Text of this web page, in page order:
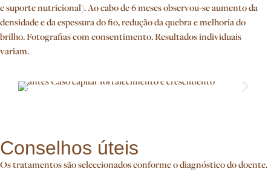
e suporte nutricional). Ao cabo de 6 meses observou-se aumento da
densidade e da espessura do fio, redução da quebra e melhoria do
brilho. Fotografias com consentimento. Resultados individuais
variam.
Conselhos úteis​
Os tratamentos são seleccionados conforme o diagnóstico do doente.